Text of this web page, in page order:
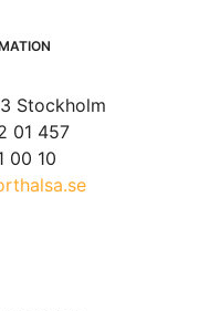
Stockholm
01 457
00 10